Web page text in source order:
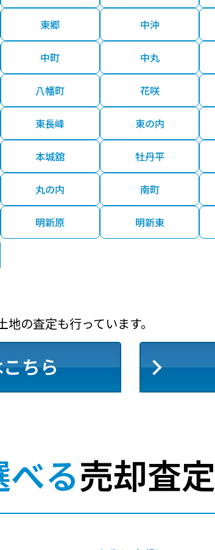
東郷 中沖
中町 中丸
八幡町 花咲
東長峰 東の内
本城舘 牡丹平
丸の内 南町
明新原 明新東
の査定も行っています。
ちら
る売却査